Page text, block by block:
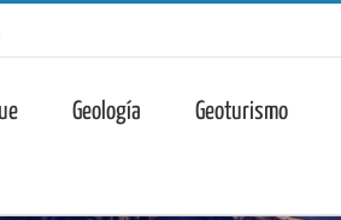
Geología Geoturismo